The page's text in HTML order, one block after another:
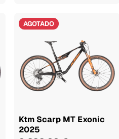
AGOTADO
Ktm Scarp MT Exonic
2025